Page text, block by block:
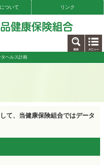
ついて リンク
ヘルス計画
て、当健康保険組合ではデータ